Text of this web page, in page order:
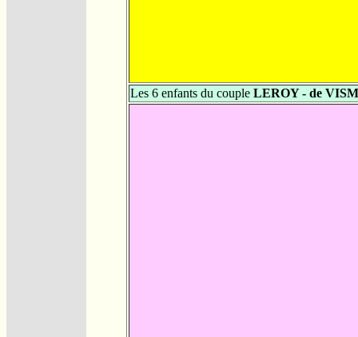
Les 6 enfants du couple LEROY - de